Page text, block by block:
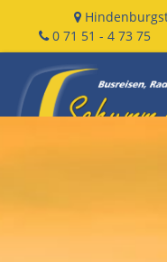
0 71 51 - 4 73 75